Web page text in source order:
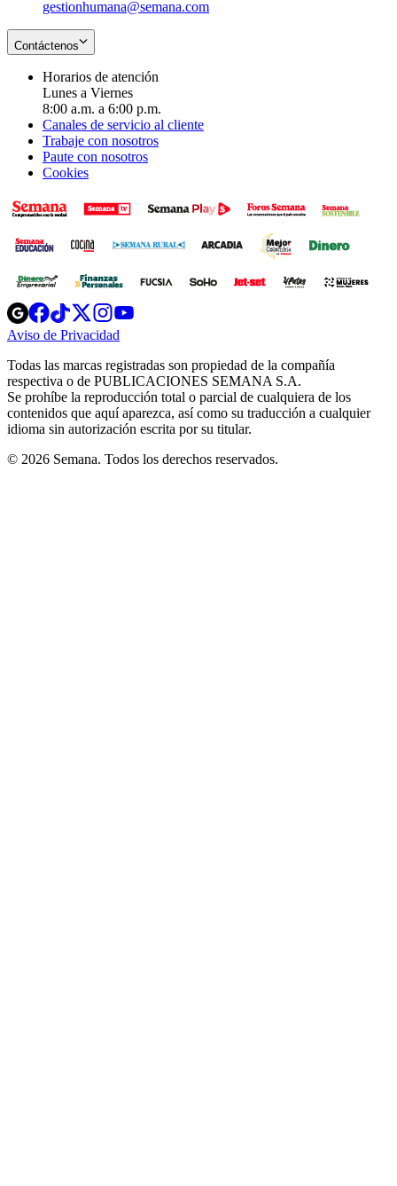
gestionhumana@semana.com
Contáctenos
Horarios de atención
Lunes a Viernes
8:00 a.m. a 6:00 p.m.
Canales de servicio al cliente
Trabaje con nosotros
Paute con nosotros
Cookies
Opens
in
new
Opens
in
new
Opens
in
new
window
Opens
new
windowwindow
Aviso de Privacidad
new
window
Todas las marcas registradas son propiedad de la compañía
respectiva o de PUBLICACIONES SEMANA S.A.
Se prohíbe la reproducción total o parcial de cualquiera de los
contenidos que aquí aparezca, así como su traducción a cualquier
idioma sin autorización escrita por su titular.
© 2026 Semana. Todos los derechos reservados.